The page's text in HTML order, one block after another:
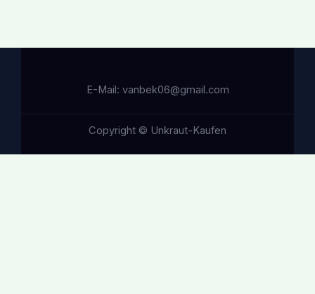
E-Mail: vanbek06@gmail.com
Copyright © Unkraut-Kaufen